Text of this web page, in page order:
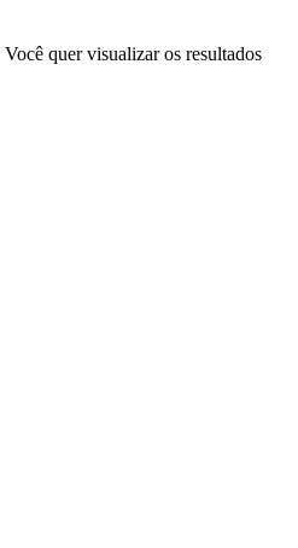
Você quer visualizar os resultados